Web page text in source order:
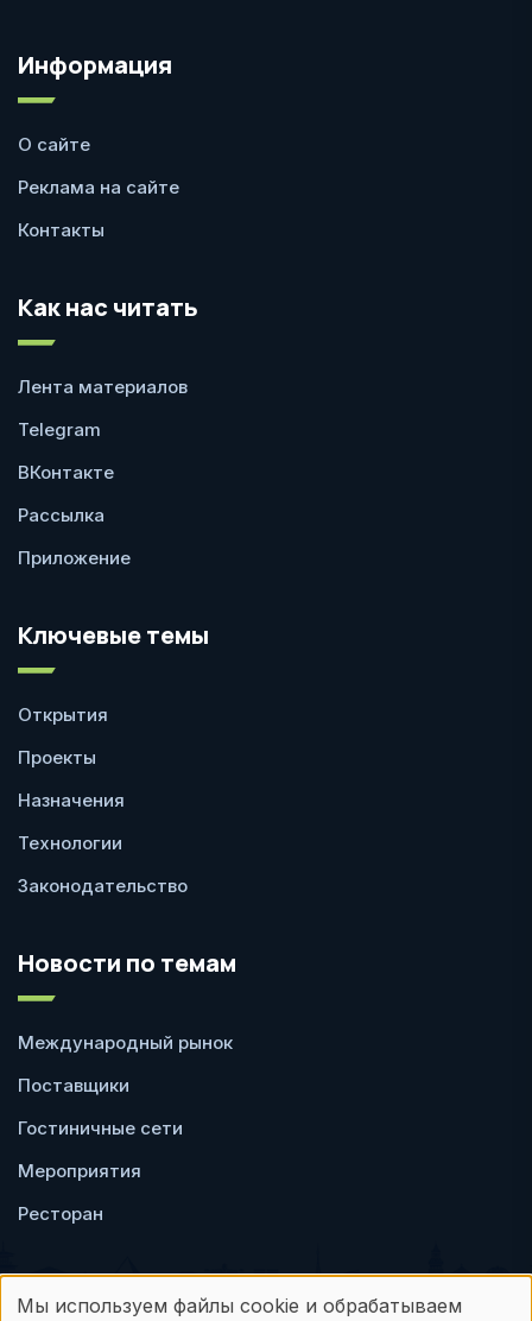
Информация
О сайте
Реклама на сайте
Контакты
Как нас читать
Лента материалов
Telegram
ВКонтакте
Рассылка
Приложение
Ключевые темы
Открытия
Проекты
Назначения
Технологии
Законодательство
Новости по темам
Международный рынок
Поставщики
Гостиничные сети
Мероприятия
Ресторан
Мы используем файлы cookie и обрабатываем